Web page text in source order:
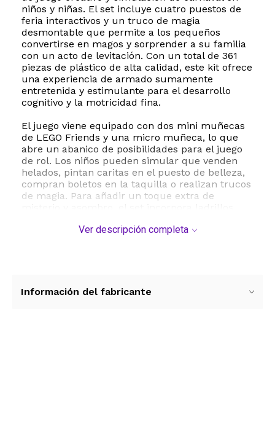
niños y niñas. El set incluye cuatro puestos de
feria interactivos y un truco de magia
desmontable que permite a los pequeños
convertirse en magos y sorprender a su familia
con un acto de levitación. Con un total de 361
piezas de plástico de alta calidad, este kit ofrece
una experiencia de armado sumamente
entretenida y estimulante para el desarrollo
cognitivo y la motricidad fina.
El juego viene equipado con dos mini muñecas
de LEGO Friends y una micro muñeca, lo que
abre un abanico de posibilidades para el juego
de rol. Los niños pueden simular que venden
helados, pintan caritas en el puesto de belleza,
compran boletos en la taquilla o realizan trucos
de magia. Para añadir un toque extra de
cuales cobran vida al apagar las luces de la
partir de los 6 años de edad que disfrutan de las
Ver descripción completa
Información del fabricante